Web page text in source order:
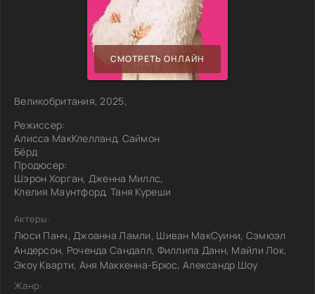
СМОТРЕТЬ ОНЛАЙН
Великобритания, 2025,
Режиссер:
Алисса МакКлелланд, Саймон
Бёрд
Продюсер:
Шэрон Хорган, Дженна Миллс,
Клелия Маунтфорд, Таня Куреши
Актеры:
Люси Панч, Джоанна Ламли, Шиван МакСуини, Сэмюэл
Андерсон, Роченда Сандалл, Филлипа Данн, Майли Лок,
Экоу Кварти, Аня Маккенна-Брюс, Александр Шоу
Жанр: